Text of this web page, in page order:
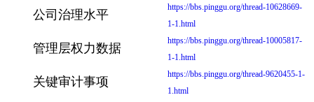
公司治理水平
https://bbs.pinggu.org/thread-10628669-
1-1.html
管理层权力数据
https://bbs.pinggu.org/thread-10005817-
1-1.html
关键审计事项
https://bbs.pinggu.org/thread-9620455-1-
1.html